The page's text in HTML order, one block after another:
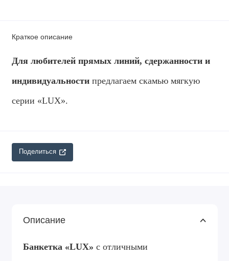
Краткое описание
Для любителей прямых линий, сдержанности и
индивидуальностипредлагаем скамью мягкую
серии «LUX».
Поделиться
Описание
Банкетка «LUX» с отличными